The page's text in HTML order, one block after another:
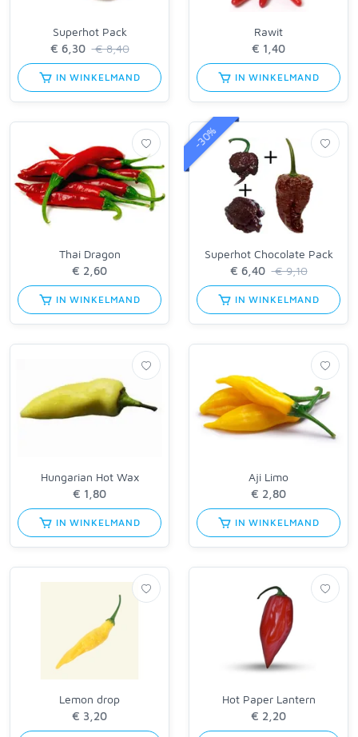
Superhot Pack
€ 8,40
IN WINKELMAND
Rawit
IN WINKELMAND
Thai Dragon
IN WINKELMAND
-30%
Superhot Chocolate Pack
€ 9,10
IN WINKELMAND
Hungarian Hot Wax
IN WINKELMAND
Aji Limo
IN WINKELMAND
Lemon drop Hot Paper Lantern